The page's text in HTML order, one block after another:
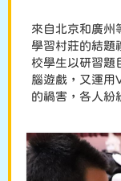
來自北京和廣州
學習村莊的結題
校學生以研習題
腦遊戲，又運用
的禍害，各人紛